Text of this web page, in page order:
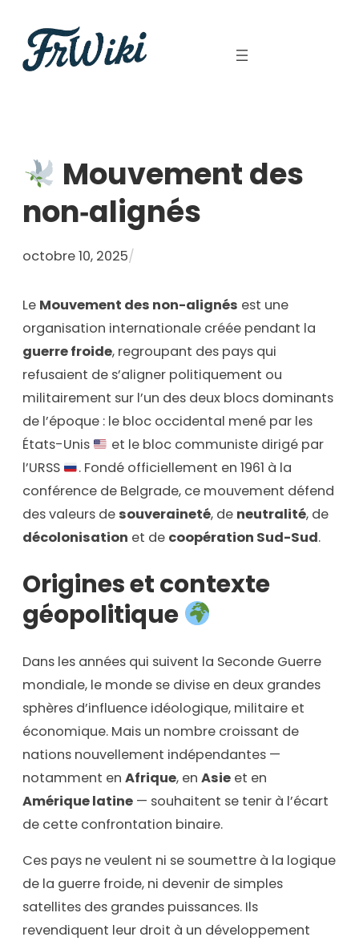
contenu
Mouvement des
non‑alignés
octobre 10, 2025/
Le Mouvement des non-alignés est une
organisation internationale créée pendant la
guerre froide, regroupant des pays qui
refusaient de s’aligner politiquement ou
militairement sur l’un des deux blocs dominants
de l’époque : le bloc occidental mené par les
États-Unis
et le bloc communiste dirigé par
l’URSS
. Fondé officiellement en 1961 à la
conférence de Belgrade, ce mouvement défend
des valeurs de souveraineté, de neutralité, de
décolonisation et de coopération Sud-Sud.
Origines et contexte
géopolitique
Dans les années qui suivent la Seconde Guerre
mondiale, le monde se divise en deux grandes
sphères d’influence idéologique, militaire et
économique. Mais un nombre croissant de
nations nouvellement indépendantes —
notamment en Afrique, en Asie et en
Amérique latine — souhaitent se tenir à l’écart
de cette confrontation binaire.
Ces pays ne veulent ni se soumettre à la logique
de la guerre froide, ni devenir de simples
satellites des grandes puissances. Ils
revendiquent leur droit à un développement